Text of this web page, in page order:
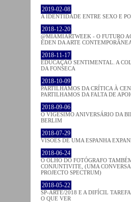
2019-02-08
A IDENTIDADE ENTRE SEXO E
2018-12-20
@MIAMIARTWEEK - O FUTURO
ÉDEN DA ARTE
2018-11-17
EDUCAÇÃO SENTIMENTAL. A
DA FONSECA
2018-10-09
PARTILHAMOS DA CRÍTICA À
PARTILHAMOS DA FALTA DE
2018-09-06
O VIGÉSIMO ANIVERSÁRIO DA
BERLIM
2018-07-29
VISÕES DE UMA ESPANHA
2018-06-24
O OLHO DO FOTÓGRAFO
CONJUNTIVITE, (UMA
PROJECTO SPECTRUM)
2018-05-22
SP-ARTE/2018 E A DIFÍCIL
O QUE VER